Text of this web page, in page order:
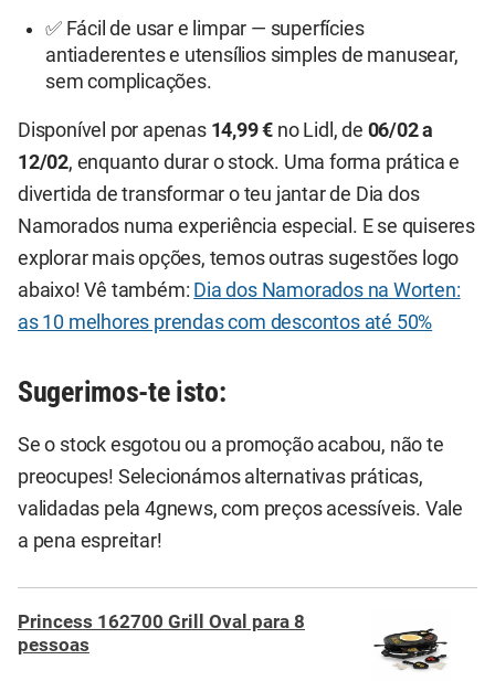
✅ Fácil de usar e limpar — superfícies
antiaderentes e utensílios simples de manusear,
sem complicações.
Disponível por apenas 14,99 € no Lidl, de 06/02 a
12/02, enquanto durar o stock. Uma forma prática e
divertida de transformar o teu jantar de Dia dos
Namorados numa experiência especial. E se quiseres
explorar mais opções, temos outras sugestões logo
abaixo! Vê também: Dia dos Namorados na Worten:
as 10 melhores prendas com descontos até 50%
Sugerimos-te isto:
Se o stock esgotou ou a promoção acabou, não te
preocupes! Selecionámos alternativas práticas,
validadas pela 4gnews, com preços acessíveis. Vale
a pena espreitar!
Princess 162700 Grill Oval para 8
pessoas